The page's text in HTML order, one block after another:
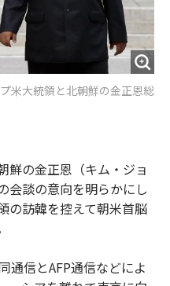
米大統領と北朝鮮の金正恩総
鮮の金正恩（キム・ジョ
会談の意向を明らかにし
の訪韓を控えて朝米首脳
通信とAFP通信などによ